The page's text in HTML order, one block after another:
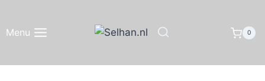
inhoud
Menu 0